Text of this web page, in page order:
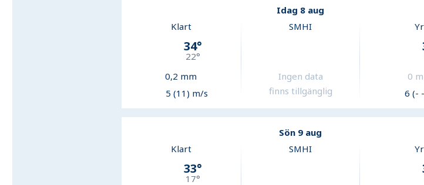
Idag 8 aug
Klart
34°
22°
0,2 mm
5 (11) m/s
SMHI
Ingen data
finns tillgänglig
Yr
0
6 (-
Sön 9 aug
Klart
33°
17°
SMHI Yr